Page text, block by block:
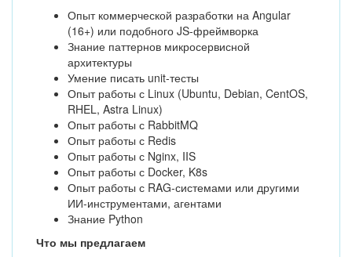
Опыт коммерческой разработки на Angular
(16+) или подобного JS-фреймворка
Знание паттернов микросервисной
архитектуры
Умение писать unit-тесты
Опыт работы с Linux (Ubuntu, Debian, CentOS,
RHEL, Astra Linux)
Опыт работы с RabbitMQ
Опыт работы с Redis
Опыт работы с Nginx, IIS
Опыт работы с Docker, K8s
Опыт работы с RAG-системами или другими
ИИ-инструментами, агентами
Знание Python
Что мы предлагаем